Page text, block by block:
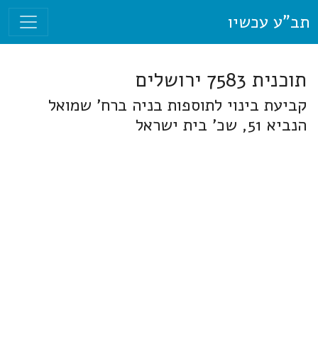
תב"ע עכשיו
תוכנית 7583 ירושלים
קביעת בינוי לתוספות בניה ברח' שמואל
הנביא 51, שכ' בית ישראל